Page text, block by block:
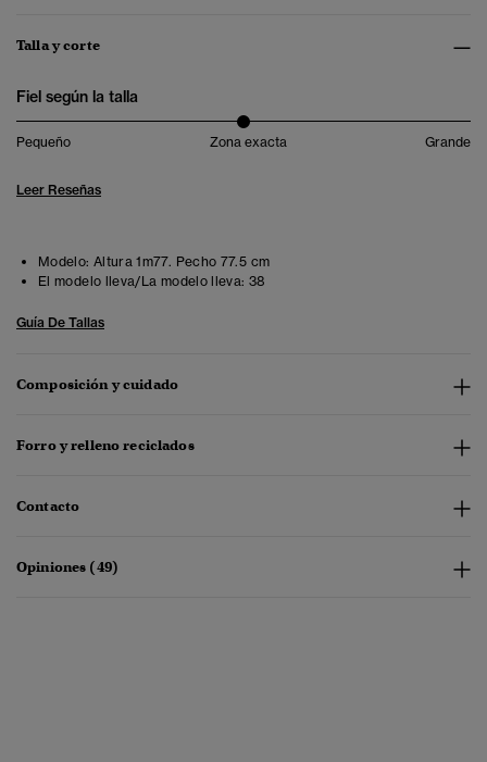
Talla y corte
Fiel según la talla
Pequeño Zona exacta Grande
Leer Reseñas
Modelo: Altura 1m77. Pecho 77.5 cm
El modelo lleva/La modelo lleva: 38
Guía De Tallas
Composición y cuidado
Forro y relleno reciclados
Contacto
Opiniones (49)